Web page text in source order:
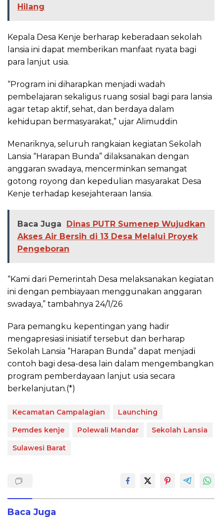
Hilang
Kepala Desa Kenje berharap keberadaan sekolah
lansia ini dapat memberikan manfaat nyata bagi
para lanjut usia.
“Program ini diharapkan menjadi wadah
pembelajaran sekaligus ruang sosial bagi para lansia
agar tetap aktif, sehat, dan berdaya dalam
kehidupan bermasyarakat,” ujar Alimuddin
Menariknya, seluruh rangkaian kegiatan Sekolah
Lansia “Harapan Bunda” dilaksanakan dengan
anggaran swadaya, mencerminkan semangat
gotong royong dan kepedulian masyarakat Desa
Kenje terhadap kesejahteraan lansia.
Baca Juga
Dinas PUTR Sumenep Wujudkan
Akses Air Bersih di 13 Desa Melalui Proyek
Pengeboran
“Kami dari Pemerintah Desa melaksanakan kegiatan
ini dengan pembiayaan menggunakan anggaran
swadaya,” tambahnya 24/1/26
Para pemangku kepentingan yang hadir
mengapresiasi inisiatif tersebut dan berharap
Sekolah Lansia “Harapan Bunda” dapat menjadi
contoh bagi desa-desa lain dalam mengembangkan
program pemberdayaan lanjut usia secara
berkelanjutan.(*)
Kecamatan Campalagian
Launching
Pemdes kenje
Polewali Mandar
Sekolah Lansia
Sulawesi Barat
Baca Juga